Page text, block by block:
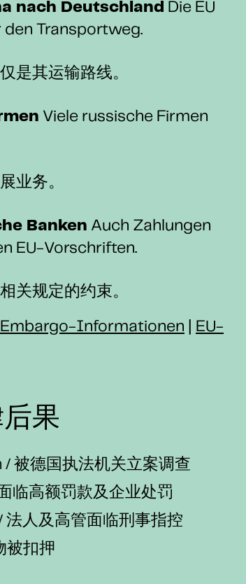
nach Deutschland
Die EU
den Transportweg.
是其运输路线。
Viele russische Firmen
业务。
Banken Auch Zahlungen
EU-Vorschriften.
关规定的约束。
Embargo-Informationen
EU-
果
被德国执法机关立案调查
临高额罚款及企业处罚
人及高管面临刑事指控
被扣押